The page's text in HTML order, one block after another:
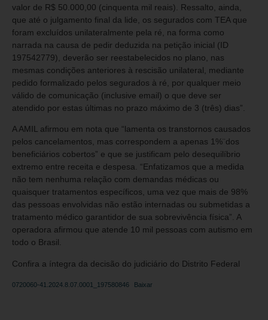
valor de R$ 50.000,00 (cinquenta mil reais). Ressalto, ainda,
que até o julgamento final da lide, os segurados com TEA que
foram excluídos unilateralmente pela ré, na forma como
narrada na causa de pedir deduzida na petição inicial (ID
197542779), deverão ser reestabelecidos no plano, nas
mesmas condições anteriores à rescisão unilateral, mediante
pedido formalizado pelos segurados à ré, por qualquer meio
válido de comunicação (inclusive email) o que deve ser
atendido por estas últimas no prazo máximo de 3 (três) dias”.
A AMIL afirmou em nota que “lamenta os transtornos causados
pelos cancelamentos, mas correspondem a apenas 1%¨dos
beneficiários cobertos” e que se justificam pelo desequilíbrio
extremo entre receita e despesa. “Enfatizamos que a medida
não tem nenhuma relação com demandas médicas ou
quaisquer tratamentos específicos, uma vez que mais de 98%
das pessoas envolvidas não estão internadas ou submetidas a
tratamento médico garantidor de sua sobrevivência física”. A
operadora afirmou que atende 10 mil pessoas com autismo em
todo o Brasil.
Confira a íntegra da decisão do judiciário do Distrito Federal
0720060-41.2024.8.07.0001_197580846 Baixar